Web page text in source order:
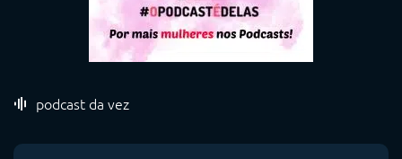
podcast da vez